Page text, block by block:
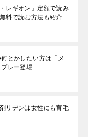
レギオン』定額で読み
料で読む方法も紹介
とかしたい方は「メ
レー登場
リデンは女性にも育毛